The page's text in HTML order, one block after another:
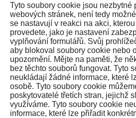
Tyto soubory cookie jsou nezbytné
webových stránek, není tedy
se nastavují v reakci na akci,
provedete, jako je nastavení
vyplňování formulářů. Svůj
aby blokoval soubory cookie nebo
upozornění. Mějte na paměti, že
bez těchto souborů fungovat. Tyto
neukládají žádné informace, které
osobě. Tyto soubory cookie
poskytovatelé třetích stran, jejichž
využíváme. Tyto soubory cookie
informace, které lze přiřadit